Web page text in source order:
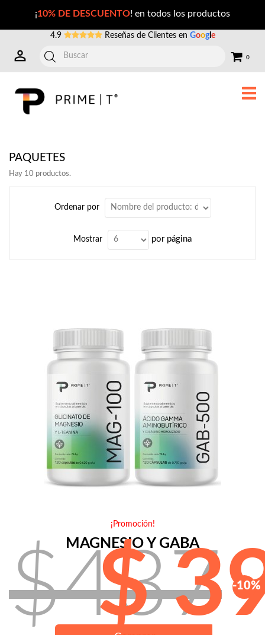
¡10% DE DESCUENTO! en todos los productos
4.9 Reseñas de Clientes en Google
0
PAQUETES
Hay 10 productos.
Ordenar por
Mostrar por página
¡Promoción!
MAGNESIO Y GABA
$437
$ -10%